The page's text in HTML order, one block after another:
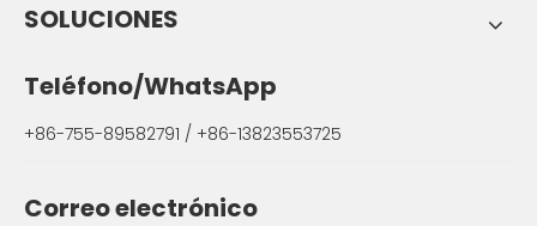
SOLUCIONES
Teléfono/WhatsApp
+86-755-89582791 / +86-13823553725
Correo electrónico